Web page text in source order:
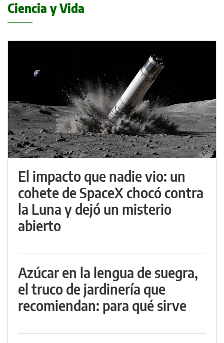
Ciencia y Vida
El impacto que nadie vio: un
cohete de SpaceX chocó contra
la Luna y dejó un misterio
abierto
Azúcar en la lengua de suegra,
el truco de jardinería que
recomiendan: para qué sirve